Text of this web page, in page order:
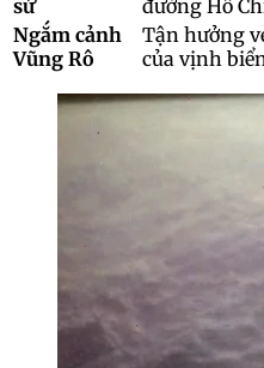
sử
đường Hồ
Ngắm cảnh
Vũng Rô
Tận hưởng
của vịnh